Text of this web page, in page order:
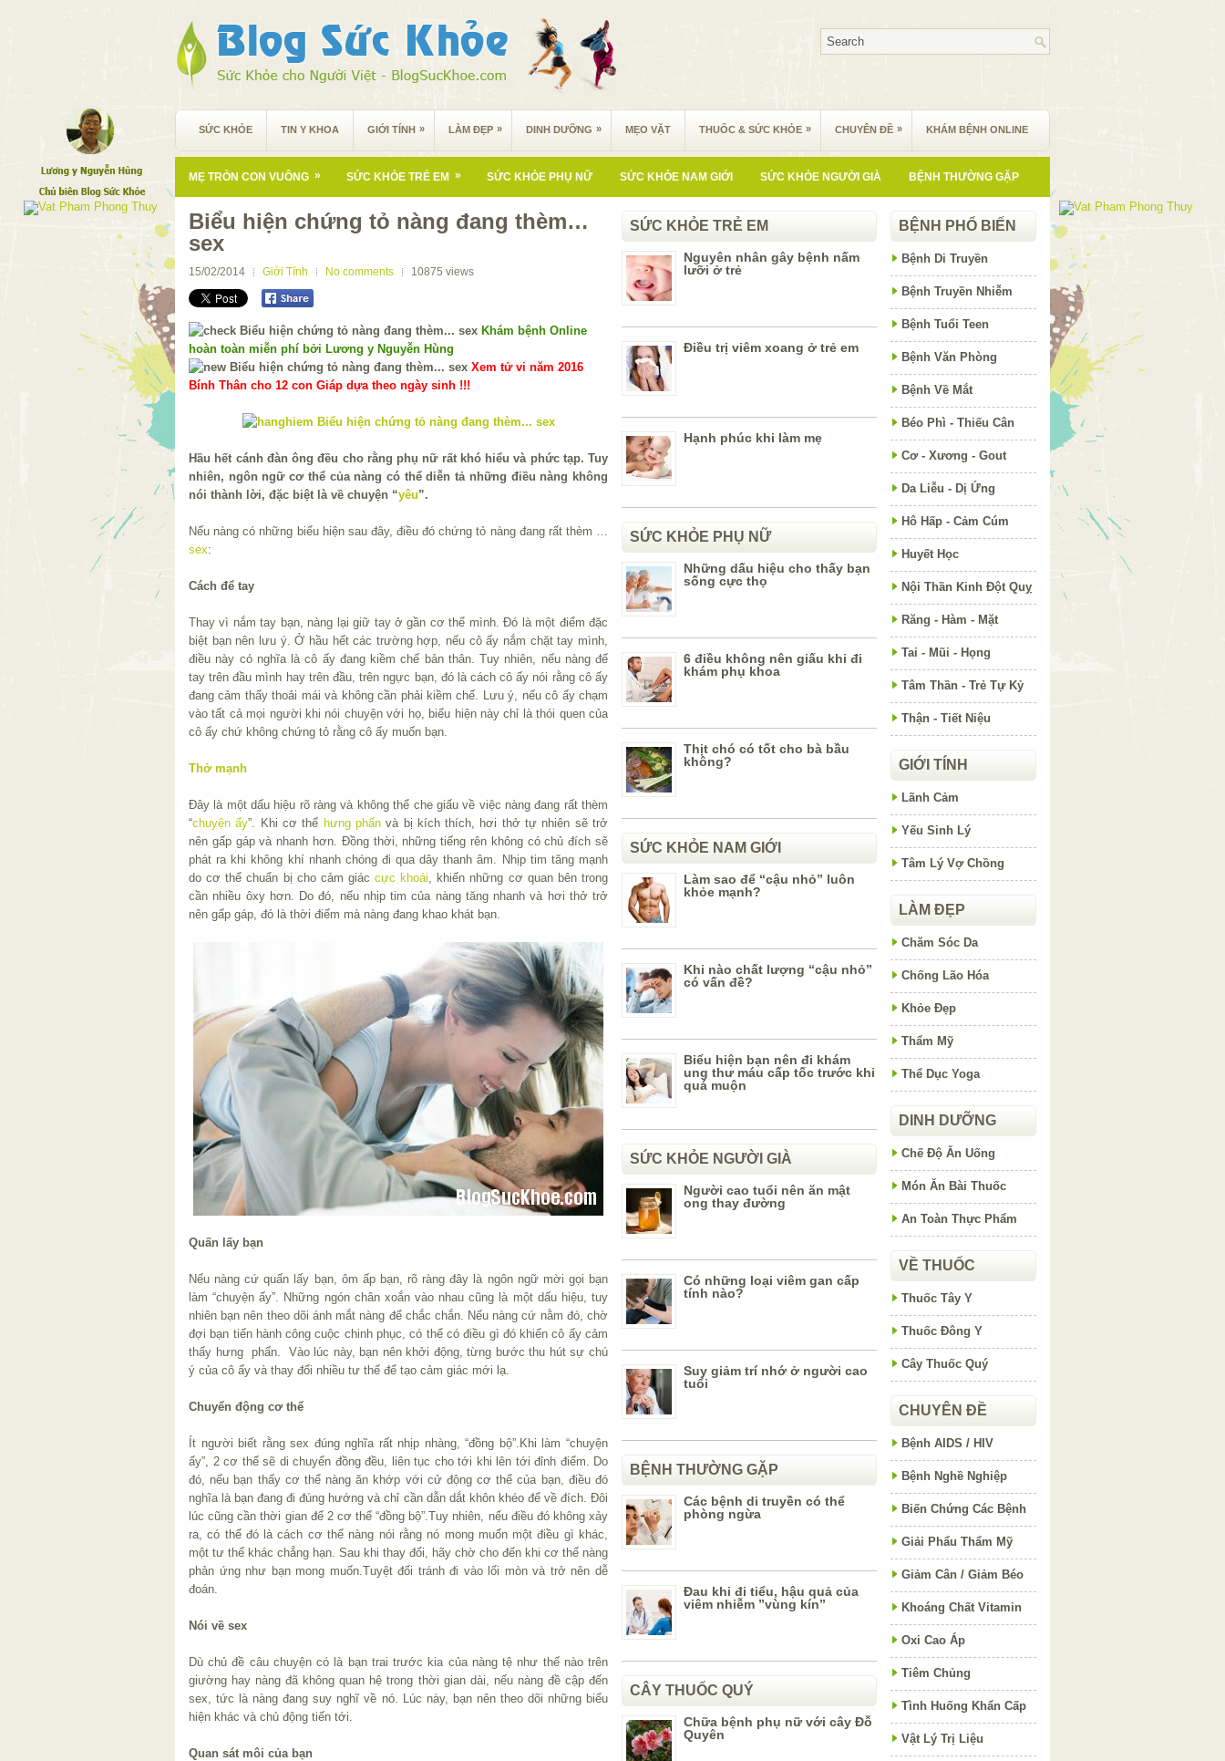
SỨC KHỎE TIN Y KHOA GIỚI TÍNH » LÀM ĐẸP » DINH DƯỠNG » MẸO VẶT THUỐC & SỨC KHỎE » CHUYÊN ĐỀ » KHÁM BỆNH ONLINE
MẸ TRÒN CON VUÔNG » SỨC KHỎE TRẺ EM » SỨC KHỎE PHỤ NỮ SỨC KHỎE NAM GIỚI SỨC KHỎE NGƯỜI GIÀ BỆNH THƯỜNG GẶP
Biểu hiện chứng tỏ nàng đang thèm…
sex
15/02/2014 Giới Tính No comments 10875 views
Khám bệnh Online
hoàn toàn miễn phí bởi Lương y Nguyễn Hùng
Xem tử vi năm 2016
Bính Thân cho 12 con Giáp dựa theo ngày sinh !!!
Hầu hết cánh đàn ông đều cho rằng phụ nữ rất khó hiểu và phức tạp. Tuy
nhiên, ngôn ngữ cơ thể của nàng có thể diễn tả những điều nàng không
nói thành lời, đặc biệt là về chuyện “yêu”.
Nếu nàng có những biểu hiện sau đây, điều đó chứng tỏ nàng đang rất thèm …
sex:
Cách để tay
Thay vì nắm tay bạn, nàng lại giữ tay ở gần cơ thể mình. Đó là một điểm đặc
biệt bạn nên lưu ý. Ở hầu hết các trường hợp, nếu cô ấy nắm chặt tay mình,
điều này có nghĩa là cô ấy đang kiềm chế bản thân. Tuy nhiên, nếu nàng để
tay trên đầu mình hay trên đầu, trên ngực bạn, đó là cách cô ấy nói rằng cô ấy
đang cảm thấy thoải mái và không cần phải kiềm chế. Lưu ý, nếu cô ấy chạm
vào tất cả mọi người khi nói chuyện với họ, biểu hiện này chỉ là thói quen của
cô ấy chứ không chứng tỏ rằng cô ấy muốn bạn.
Thở mạnh
Đây là một dấu hiệu rõ ràng và không thể che giấu về việc nàng đang rất thèm
“chuyện ấy”. Khi cơ thể hưng phấnvà bị kích thích, hơi thở tự nhiên sẽ trở
nên gấp gáp và nhanh hơn. Đồng thời, những tiếng rên không có chủ đích sẽ
phát ra khi không khí nhanh chóng đi qua dây thanh âm. Nhịp tim tăng mạnh
do cơ thể chuẩn bị cho cảm giáccực khoái , khiến những cơ quan bên trong
cần nhiều ôxy hơn. Do đó, nếu nhịp tim của nàng tăng nhanh và hơi thở trở
nên gấp gáp, đó là thời điểm mà nàng đang khao khát bạn.
Quấn lấy bạn
Nếu nàng cứ quấn lấy bạn, ôm ấp bạn, rõ ràng đây là ngôn ngữ mời gọi bạn
làm “chuyện ấy”. Những ngón chân xoắn vào nhau cũng là một dấu hiệu, tuy
nhiên bạn nên theo dõi ánh mắt nàng để chắc chắn. Nếu nàng cứ nằm đó, chờ
đợi bạn tiến hành công cuộc chinh phục, có thể có điều gì đó khiến cô ấy cảm
thấy hưng phấn. Vào lúc này, bạn nên khởi động, từng bước thu hút sự chú
ý của cô ấy và thay đổi nhiều tư thế để tạo cảm giác mới lạ.
Chuyển động cơ thể
Ít người biết rằng sex đúng nghĩa rất nhịp nhàng, “đồng bộ”.Khi làm “chuyện
ấy”, 2 cơ thể sẽ di chuyển đồng đều, liên tục cho tới khi lên tới đỉnh điểm. Do
đó, nếu bạn thấy cơ thể nàng ăn khớp với cử động cơ thể của bạn, điều đó
nghĩa là bạn đang đi đúng hướng và chỉ cần dẫn dắt khôn khéo để về đích. Đôi
lúc cũng cần thời gian để 2 cơ thể “đồng bộ”.Tuy nhiên, nếu điều đó không xảy
ra, có thể đó là cách cơ thể nàng nói rằng nó mong muốn một điều gì khác,
một tư thế khác chẳng hạn. Sau khi thay đổi, hãy chờ cho đến khi cơ thể nàng
phản ứng như bạn mong muốn.Tuyệt đối tránh đi vào lối mòn và trở nên dễ
đoán.
Nói về sex
Dù chủ đề câu chuyện có là bạn trai trước kia của nàng tệ như thế nào trên
giường hay nàng đã không quan hệ trong thời gian dài, nếu nàng đề cập đến
sex, tức là nàng đang suy nghĩ về nó. Lúc này, bạn nên theo dõi những biểu
hiện khác và chủ động tiến tới.
Quan sát môi của bạn
SỨC KHỎE TRẺ EM
Nguyên nhân gây bệnh nấm
lưỡi ở trẻ
Điều trị viêm xoang ở trẻ em
Hạnh phúc khi làm mẹ
SỨC KHỎE PHỤ NỮ
Những dấu hiệu cho thấy bạn
sống cực thọ
6 điều không nên giấu khi đi
khám phụ khoa
Thịt chó có tốt cho bà bầu
không?
SỨC KHỎE NAM GIỚI
Làm sao để “cậu nhỏ” luôn
khỏe mạnh?
Khi nào chất lượng “cậu nhỏ”
có vấn đề?
Biểu hiện bạn nên đi khám
ung thư máu cấp tốc trước khi
quá muộn
SỨC KHỎE NGƯỜI GIÀ
Người cao tuổi nên ăn mật
ong thay đường
Có những loại viêm gan cấp
tính nào?
Suy giảm trí nhớ ở người cao
tuổi
BỆNH THƯỜNG GẶP
Các bệnh di truyền có thể
phòng ngừa
Đau khi đi tiểu, hậu quả của
viêm nhiễm ”vùng kín”
CÂY THUỐC QUÝ
Chữa bệnh phụ nữ với cây Đỗ
Quyên
BỆNH PHỔ BIẾN
Bệnh Di Truyền
Bệnh Truyền Nhiễm
Bệnh Tuổi Teen
Bệnh Văn Phòng
Bệnh Về Mắt
Béo Phì - Thiếu Cân
Cơ - Xương - Gout
Da Liễu - Dị Ứng
Hô Hấp - Cảm Cúm
Huyết Học
Nội Thần Kinh Đột Quỵ
Răng - Hàm - Mặt
Tai - Mũi - Họng
Tâm Thần - Trẻ Tự Kỷ
Thận - Tiết Niệu
GIỚI TÍNH
Lãnh Cảm
Yếu Sinh Lý
Tâm Lý Vợ Chồng
LÀM ĐẸP
Chăm Sóc Da
Chống Lão Hóa
Khỏe Đẹp
Thẩm Mỹ
Thể Dục Yoga
DINH DƯỠNG
Chế Độ Ăn Uống
Món Ăn Bài Thuốc
An Toàn Thực Phẩm
VỀ THUỐC
Thuốc Tây Y
Thuốc Đông Y
Cây Thuốc Quý
CHUYÊN ĐỀ
Bệnh AIDS / HIV
Bệnh Nghề Nghiệp
Biến Chứng Các Bệnh
Giải Phẩu Thẩm Mỹ
Giảm Cân / Giảm Béo
Khoáng Chất Vitamin
Oxi Cao Áp
Tiêm Chủng
Tình Huống Khẩn Cấp
Vật Lý Trị Liệu